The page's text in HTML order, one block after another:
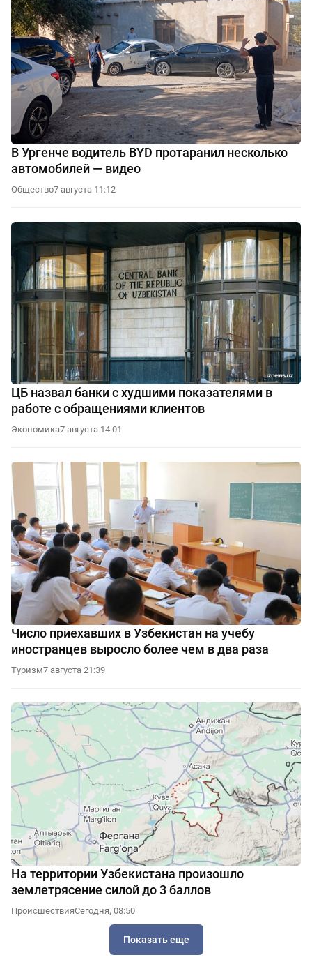
В Ургенче водитель BYD протаранил несколько
автомобилей — видео
Общество7 августа 11:12
ЦБ назвал банки с худшими показателями в
работе с обращениями клиентов
Экономика7 августа 14:01
Число приехавших в Узбекистан на учебу
иностранцев выросло более чем в два раза
Туризм7 августа 21:39
На территории Узбекистана произошло
землетрясение силой до 3 баллов
ПроисшествияСегодня, 08:50
Показать еще